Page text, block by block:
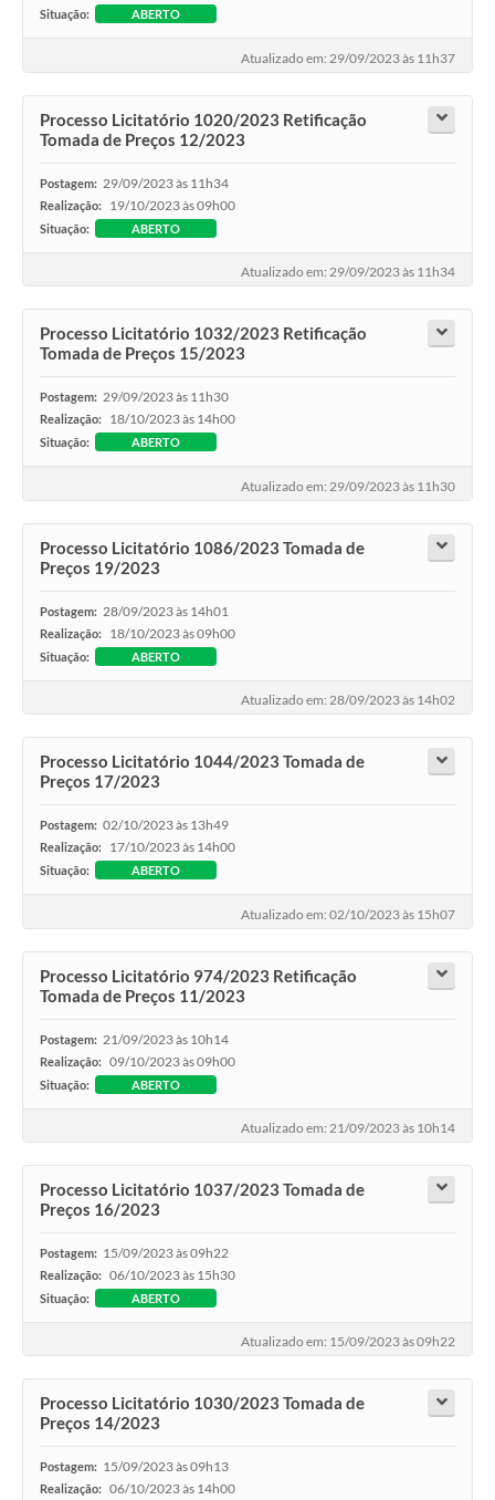
Situação: ABERTO
Atualizado em: 29/09/2023 às 11h37
Processo Licitatório 1020/2023 Retificação
Tomada de Preços 12/2023
Postagem: 29/09/2023 às 11h34
Realização: 19/10/2023 às 09h00
Situação: ABERTO
Atualizado em: 29/09/2023 às 11h34
Processo Licitatório 1032/2023 Retificação
Tomada de Preços 15/2023
Postagem: 29/09/2023 às 11h30
Realização: 18/10/2023 às 14h00
Situação: ABERTO
Atualizado em: 29/09/2023 às 11h30
Processo Licitatório 1086/2023 Tomada de
Preços 19/2023
Postagem: 28/09/2023 às 14h01
Realização: 18/10/2023 às 09h00
Situação: ABERTO
Atualizado em: 28/09/2023 às 14h02
Processo Licitatório 1044/2023 Tomada de
Preços 17/2023
Postagem: 02/10/2023 às 13h49
Realização: 17/10/2023 às 14h00
Situação: ABERTO
Atualizado em: 02/10/2023 às 15h07
Processo Licitatório 974/2023 Retificação
Tomada de Preços 11/2023
Postagem: 21/09/2023 às 10h14
Realização: 09/10/2023 às 09h00
Situação: ABERTO
Atualizado em: 21/09/2023 às 10h14
Processo Licitatório 1037/2023 Tomada de
Preços 16/2023
Postagem: 15/09/2023 às 09h22
Realização: 06/10/2023 às 15h30
Situação: ABERTO
Atualizado em: 15/09/2023 às 09h22
Processo Licitatório 1030/2023 Tomada de
Preços 14/2023
Postagem: 15/09/2023 às 09h13
Realização: 06/10/2023 às 14h00